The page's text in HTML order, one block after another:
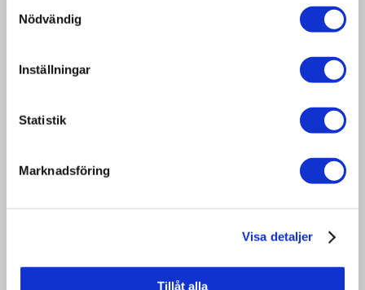
Nödvändig
Inställningar
Statistik
Marknadsföring
Visa detaljer
Tillåt alla
plaatst in de palletkraag eronder valt.
en met druk.
Gebruikte triplexdeksels zijn vaak een
diktes tussen 6-9 mm.